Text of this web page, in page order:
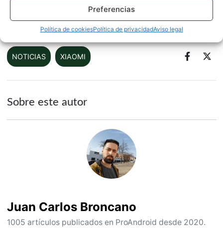
Preferencias
Política de cookiesPolítica de privacidadAviso legal
Fuente |Gizmochina
NOTICIAS XIAOMI
Sobre este autor
Juan Carlos Broncano
1005 artículos publicados en ProAndroid desde 2020.